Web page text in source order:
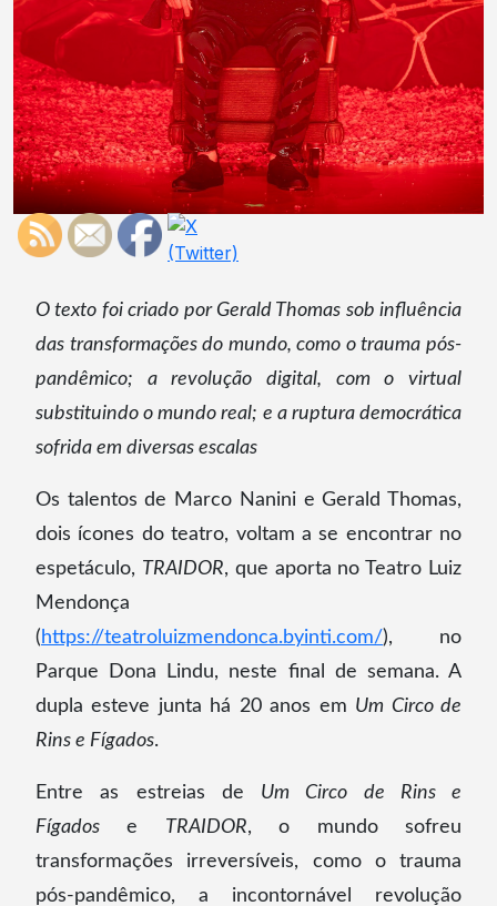
O texto foi criado por Gerald Thomas sob influência
das transformações do mundo, como o trauma pós-
pandêmico; a revolução digital, com o virtual
substituindo o mundo real; e a ruptura democrática
sofrida em diversas escalas
Os talentos de Marco Nanini e Gerald Thomas,
dois ícones do teatro, voltam a se encontrar no
espetáculo, TRAIDOR, que aporta no Teatro Luiz
Mendonça
( https://teatroluizmendonca.byinti.com/), no
Parque Dona Lindu, neste final de semana. A
dupla esteve junta há 20 anos em Um Circo de
Rins e Fígados.
Entre as estreias de Um Circo de Rins e
Fígados e TRAIDOR, o mundo sofreu
transformações irreversíveis, como o trauma
pós-pandêmico, a incontornável revolução